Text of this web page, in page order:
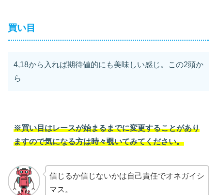
買い目
4,18から入れば期待値的にも美味しい感じ。この2頭か
ら
※買い目はレースが始まるまでに変更することがあり
ますので気になる方は時々覗いてみてください。
信じるか信じないかは自己責任でオネガイシ
マス。